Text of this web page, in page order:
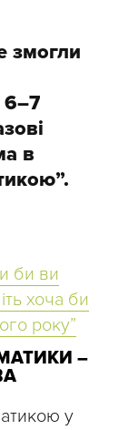
змогли
6–7
в
би ви
хоча би
року”
–
у